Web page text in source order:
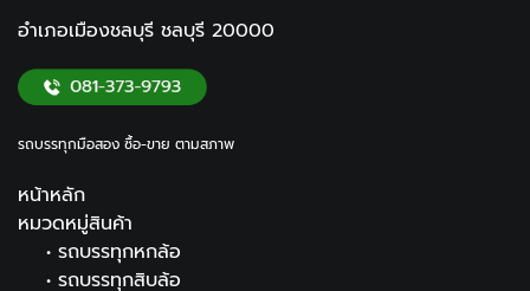
อำเภอเมืองชลบุรี ชลบุรี 20000
รถบรรทุกมือสอง ซื้อ-ขาย ตามสภาพ
หน้าหลัก
หมวดหมู่สินค้า
• รถบรรทุกหกล้อ
• รถบรรทุกสิบล้อ